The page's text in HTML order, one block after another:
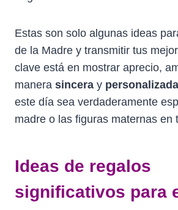
Estas son solo algunas ideas
de la Madre y transmitir tus
clave está en mostrar aprecio,
manera sincera y personalizada
este día sea verdaderamente
madre o las figuras maternas en
Ideas de regalos
significativos para